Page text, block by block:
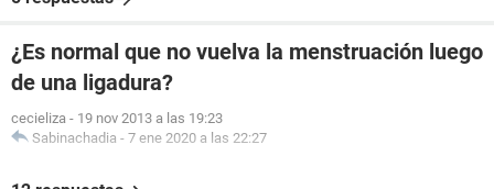
¿Es normal que no vuelva la menstruación luego
de una ligadura?
cecieliza - 19 nov 2013 a las 19:23
Sabinachadia - 7 ene 2020 a las 22:27